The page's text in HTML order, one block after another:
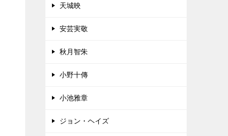
天城映
安芸実敬
秋月智朱
小野十傳
小池雅章
ジョン・ヘイズ